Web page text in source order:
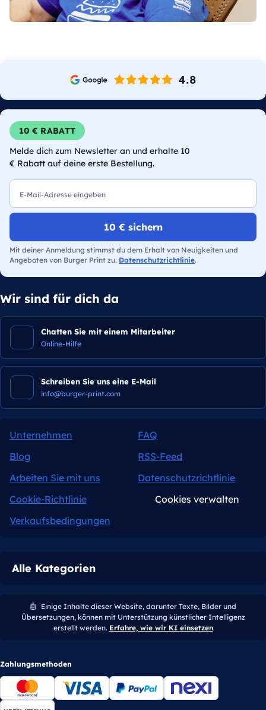
10 € RABATT
Melde dich zum Newsletter an und erhalte 10
€ Rabatt auf deine erste Bestellung.
10 € sichern
Mit deiner Anmeldung stimmst du dem Erhalt von Neuigkeiten und
Angeboten von Burger Print zu. Datenschutzrichtlinie.
Wir sind für dich da
Chatten Sie mit einem Mitarbeiter
Online-Hilfe
Schreiben Sie uns eine E-Mail
info@burger-print.com
Unternehmen
FAQ
Blog
RSS-Feed
Arbeiten Sie mit uns
Datenschutzrichtlinie
Cookie-Richtlinie
Cookies verwalten
Verkaufsbedingungen
Alle Kategorien
🤖
Einige Inhalte dieser Website, darunter Texte, Bilder und
Übersetzungen, können mit Unterstützung künstlicher Intelligenz
erstellt werden. Erfahre, wie wir KI einsetzen
Zahlungsmethoden